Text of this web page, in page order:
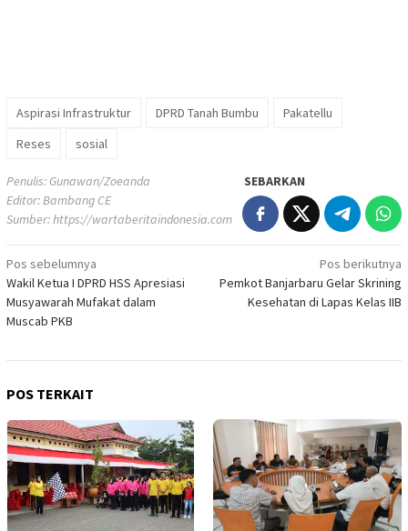
Aspirasi Infrastruktur DPRD Tanah Bumbu
Pakatellu
Reses
sosial
Penulis: Gunawan/Zoeanda
Editor: Bambang CE
Sumber:https://wartaberitaindonesia.com
SEBARKAN
Navigasi
pos
Pos sebelumnya
Wakil Ketua I DPRD HSS Apresiasi
Musyawarah Mufakat dalam
Muscab PKB
Pos berikutnya
Pemkot Banjarbaru Gelar Skrining
Kesehatan di Lapas Kelas IIB
POS TERKAIT